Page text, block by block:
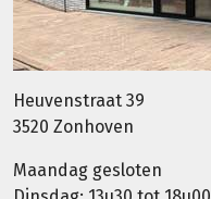
Heuvenstraat 39
3520 Zonhoven
Maandag gesloten